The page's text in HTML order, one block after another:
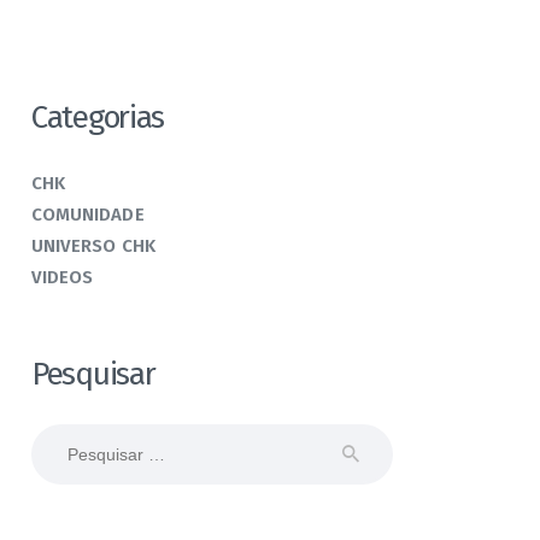
Categorias
CHK
COMUNIDADE
UNIVERSO CHK
VIDEOS
Pesquisar